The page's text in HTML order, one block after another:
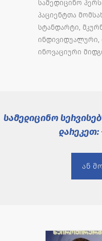
სამედიცინო
პაციენტთა
სტანდარტი,
ინდივიდუალური,
ინოვაციური
სამედიცინო
დარეკეთ:
ან